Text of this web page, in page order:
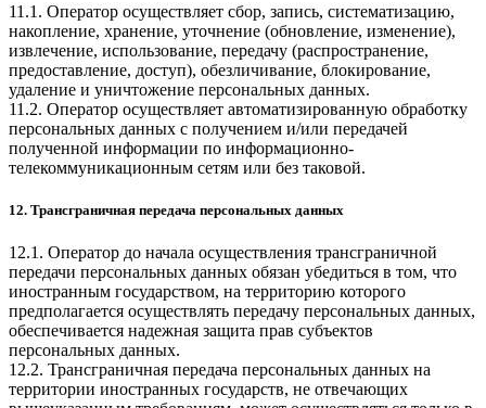
11.1. Оператор осуществляет сбор, запись, систематизацию,
накопление, хранение, уточнение (обновление, изменение),
извлечение, использование, передачу (распространение,
предоставление, доступ), обезличивание, блокирование,
удаление и уничтожение персональных данных.
11.2. Оператор осуществляет автоматизированную обработку
персональных данных с получением и/или передачей
полученной информации по информационно-
телекоммуникационным сетям или без таковой.
12. Трансграничная передача персональных данных
12.1. Оператор до начала осуществления трансграничной
передачи персональных данных обязан убедиться в том, что
иностранным государством, на территорию которого
предполагается осуществлять передачу персональных данных,
обеспечивается надежная защита прав субъектов
персональных данных.
12.2. Трансграничная передача персональных данных на
территории иностранных государств, не отвечающих